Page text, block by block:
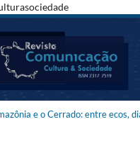
e o Cerrado: entre ecos,